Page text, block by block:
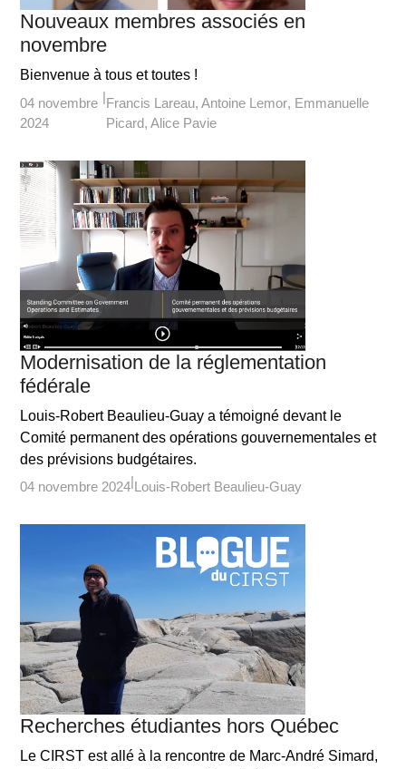
Nouveaux membres associés en
novembre
Bienvenue à tous et toutes !
04 novembre
2024
Francis Lareau Antoine Lemor Emmanuelle
Picard Alice Pavie
Modernisation de la réglementation
fédérale
Louis-Robert Beaulieu-Guay a témoigné devant le
Comité permanent des opérations gouvernementales et
des prévisions budgétaires.
04 novembre 2024 Louis-Robert Beaulieu-Guay
Recherches étudiantes hors Québec
Le CIRST est allé à la rencontre de Marc-André Simard,